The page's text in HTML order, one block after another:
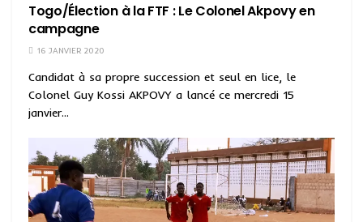
Togo/Élection à la FTF : Le Colonel Akpovy en
campagne
16 JANVIER 2020
Candidat à sa propre succession et seul en lice, le
Colonel Guy Kossi AKPOVY a lancé ce mercredi 15
janvier...